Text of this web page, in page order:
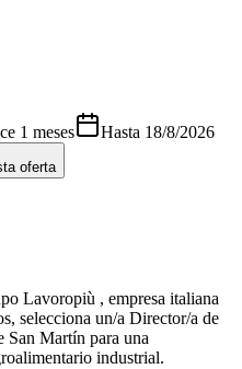
1 meses Hasta 18/8/2026
oferta
Lavoropiù , empresa italiana
selecciona un/a Director/a de
San Martín para una
industrial.